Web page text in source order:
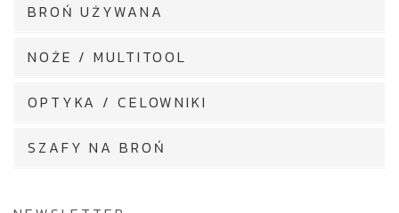
BROŃ UŻYWANA
NOŻE / MULTITOOL
OPTYKA / CELOWNIKI
SZAFY NA BROŃ